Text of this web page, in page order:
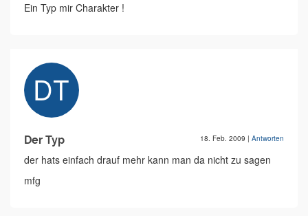
Ein Typ mir Charakter !
Der Typ 18. Feb. 2009 | Antworten
der hats einfach drauf mehr kann man da nicht zu sagen
mfg